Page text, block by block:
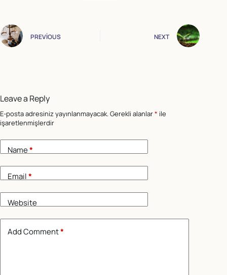
PREVIOUS NEXT
Leave a Reply
E-posta adresiniz yayınlanmayacak.Gerekli alanlar* ile
işaretlenmişlerdir
Name*
Email*
Website
Add Comment*